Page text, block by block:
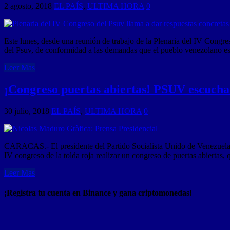
2 agosto, 2018 EL PAÍS, ULTIMA HORA 0
Este lunes, desde una reunión de trabajo de la Plenaria del IV
del Psuv, de conformidad a las demandas que el pueblo venezolano
Leer Mas
¡Congreso puertas abiertas! PSUV
30 julio, 2018 EL PAÍS, ULTIMA HORA 0
CARACAS.- El presidente del Partido Socialista Unido de
IV congreso de la tolda roja realizar un congreso de puertas abiertas,
Leer Mas
¡Registra tu cuenta en Binance y gana criptomonedas!